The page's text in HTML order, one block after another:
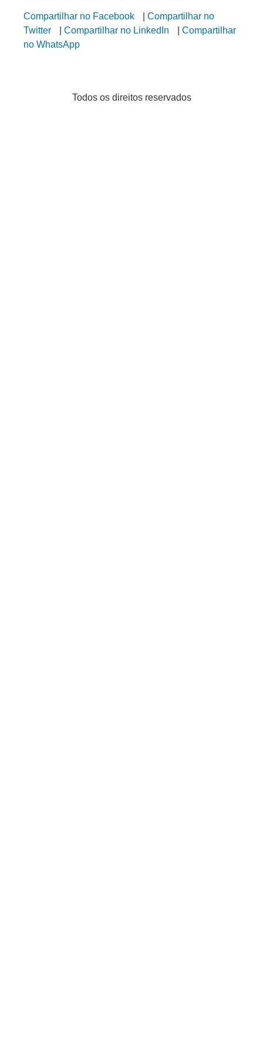
Compartilhar no Facebook
Compartilhar no
Twitter
Compartilhar no LinkedIn
Compartilhar
no WhatsApp
Todos os direitos reservados